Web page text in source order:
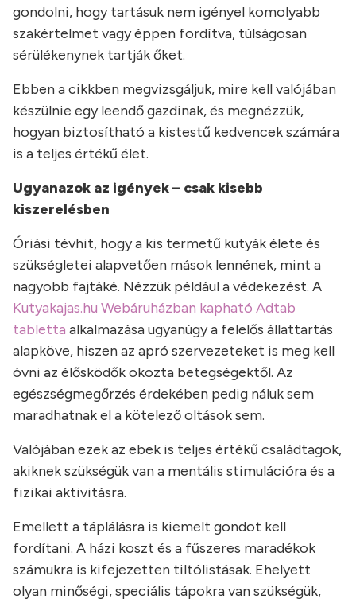
gondolni, hogy tartásuk nem igényel komolyabb
szakértelmet vagy éppen fordítva, túlságosan
sérülékenynek tartják őket.
Ebben a cikkben megvizsgáljuk, mire kell valójában
készülnie egy leendő gazdinak, és megnézzük,
hogyan biztosítható a kistestű kedvencek számára
is a teljes értékű élet.
Ugyanazok az igények – csak kisebb
kiszerelésben
Óriási tévhit, hogy a kis termetű kutyák élete és
szükségletei alapvetően mások lennének, mint a
nagyobb fajtáké. Nézzük például a védekezést. A
Kutyakajas.hu Webáruházban kapható Adtab
tabletta alkalmazása ugyanúgy a felelős állattartás
alapköve, hiszen az apró szervezeteket is meg kell
óvni az élősködők okozta betegségektől. Az
egészségmegőrzés érdekében pedig náluk sem
maradhatnak el a kötelező oltások sem.
Valójában ezek az ebek is teljes értékű családtagok,
akiknek szükségük van a mentális stimulációra és a
fizikai aktivitásra.
Emellett a táplálásra is kiemelt gondot kell
fordítani. A házi koszt és a fűszeres maradékok
számukra is kifejezetten tiltólistásak. Ehelyett
olyan minőségi, speciális tápokra van szükségük,